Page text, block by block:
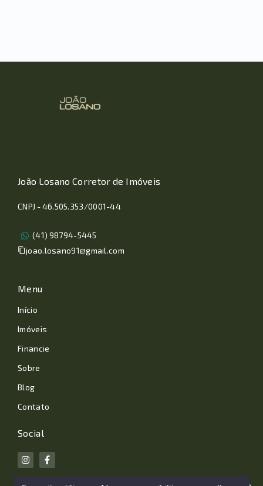
João Losano Corretor de Imóveis
CNPJ - 46.505.353/0001-44
(41) 98794-5445
joao.losano91@gmail.com
Menu
Início
Imóveis
Financie
Sobre
Blog
Contato
Social